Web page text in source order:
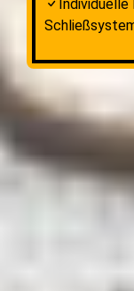
Individuelle